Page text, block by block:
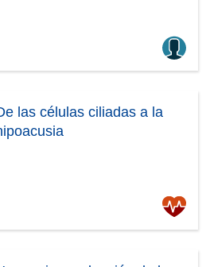
las células ciliadas a la